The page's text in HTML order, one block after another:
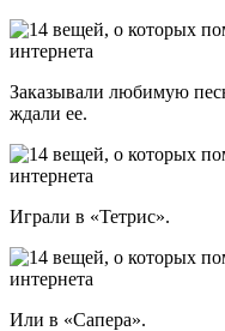
Заказывали любимую
ждали ее.
Играли в «Тетрис».
Или в «Сапера».